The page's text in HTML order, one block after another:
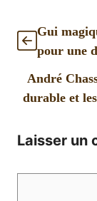
Gui
pour une
André
durable et
Laisser un